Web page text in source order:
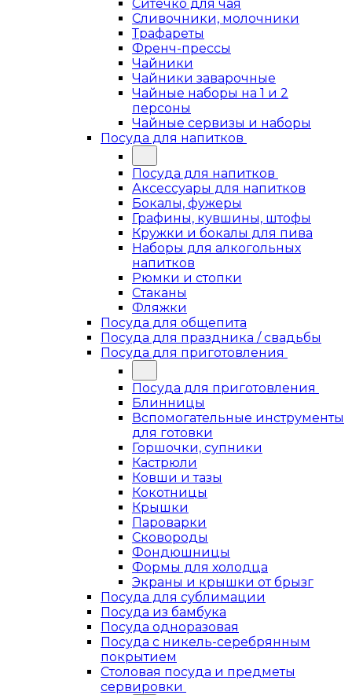
Ситечко для чая
Сливочники, молочники
Трафареты
Френч-прессы
Чайники
Чайники заварочные
Чайные наборы на 1 и 2
персоны
Чайные сервизы и наборы
Посуда для напитков
Посуда для напитков
Аксессуары для напитков
Бокалы, фужеры
Графины, кувшины, штофы
Кружки и бокалы для пива
Наборы для алкогольных
напитков
Рюмки и стопки
Стаканы
Фляжки
Посуда для общепита
Посуда для праздника / свадьбы
Посуда для приготовления
Посуда для приготовления
Блинницы
Вспомогательные инструменты
для готовки
Горшочки, супники
Кастрюли
Ковши и тазы
Кокотницы
Крышки
Пароварки
Сковороды
Фондюшницы
Формы для холодца
Экраны и крышки от брызг
Посуда для сублимации
Посуда из бамбука
Посуда одноразовая
Посуда с никель-серебрянным
покрытием
Столовая посуда и предметы
сервировки